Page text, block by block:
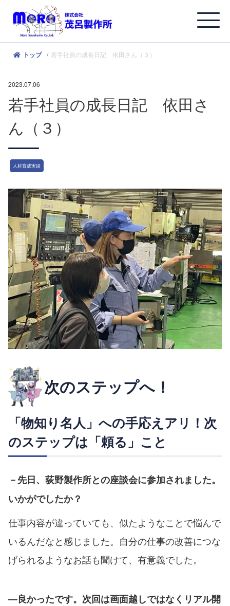
トップ 若手社員の成長日記 依田さん（３）
2023.07.06
若手社員の成長日記 依田さ
ん（３）
人材育成実績
次のステップへ！
「物知り名人」への手応えアリ！次
のステップは「頼る」こと
－先日、荻野製作所との座談会に参加されました。
いかがでしたか？
仕事内容が違っていても、似たようなことで悩んで
いるんだなと感じました。自分の仕事の改善につな
げられるようなお話も聞けて、有意義でした。
―良かったです。次回は画面越しではなくリアル開